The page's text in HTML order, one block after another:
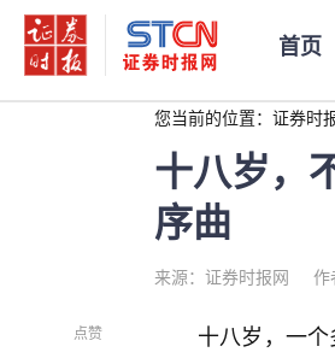
首页
您当前的位置： 证券时
十八岁，
序曲
来源：证券时报网 作
点赞
十八岁，一